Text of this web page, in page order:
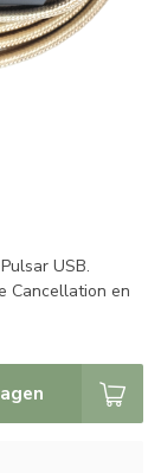
USB.
Cancellation en